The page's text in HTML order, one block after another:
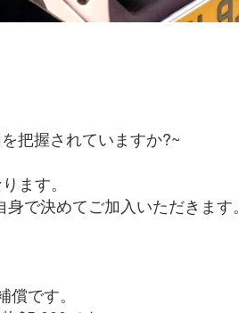
把握されていますか?~
ます。
で決めてご加入いただきます。
です。